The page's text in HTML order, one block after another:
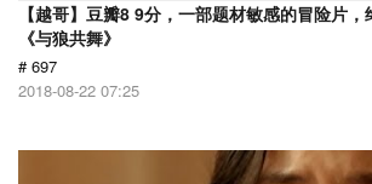
【越哥】豆瓣8 9分，一部题材敏感的冒险片，
《与狼共舞》
# 697
2018-08-22 07:25